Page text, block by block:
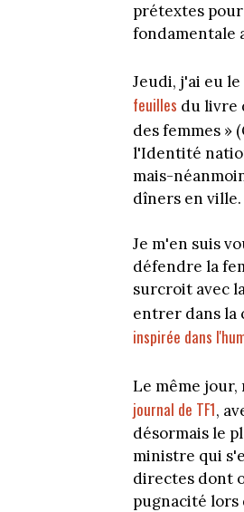
prétextes
fondamentale
Jeudi, j'ai eu
feuilles du livre
des femmes »
l'Identité
mais-
dîners en ville.
Je m'en suis
défendre la
surcroit avec
entrer dans la
inspirée dans
Le même jour,
journal de TF1,
désormais le
ministre qui
directes dont
pugnacité lors